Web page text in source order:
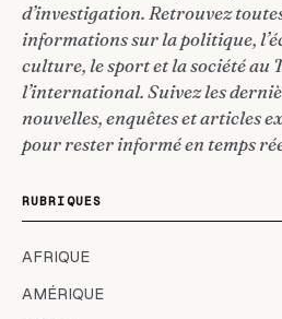
d’investigation. Retrouvez
informations sur la politique,
culture, le sport et la société au
l’international. Suivez les
nouvelles, enquêtes et articles
pour rester informé en temps
RUBRIQUES
AFRIQUE
AMÉRIQUE